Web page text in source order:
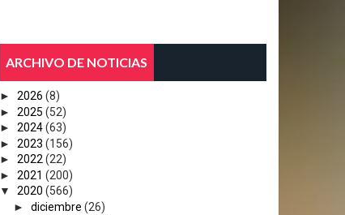
ARCHIVO DE NOTICIAS
► 2026 (8)
► 2025 (52)
► 2024(63)
► 2023 (156)
► 2022 (22)
► 2021 (200)
▼
2020 (566)
► diciembre (26)